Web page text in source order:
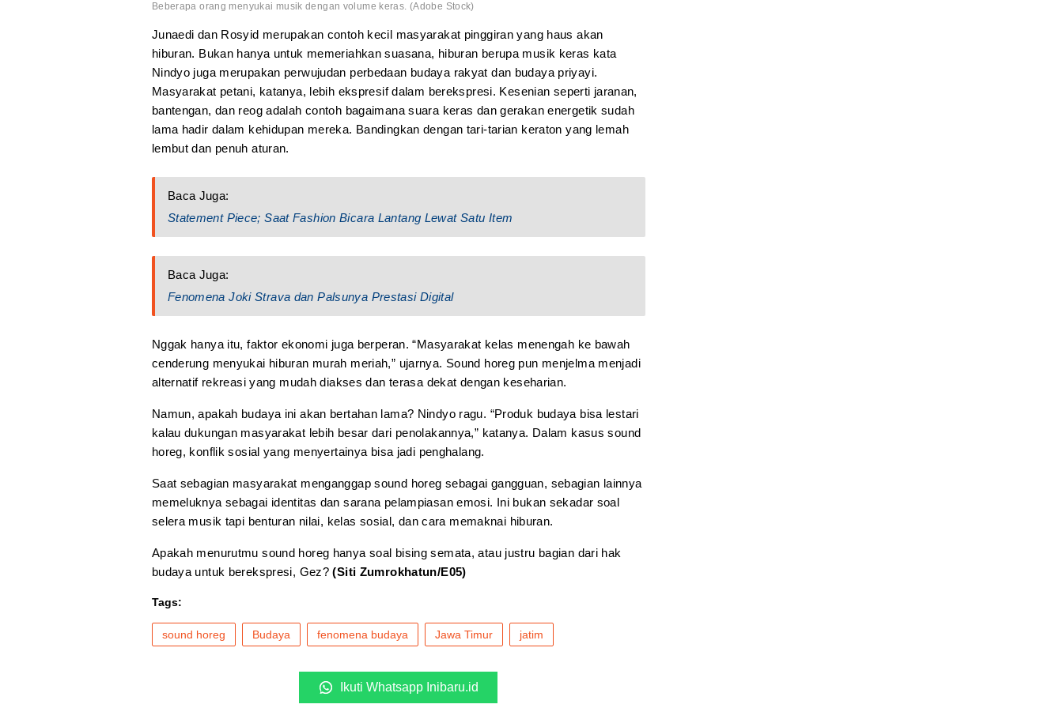
Beberapa orang menyukai musik dengan volume keras. (Adobe Stock)
Junaedi dan Rosyid merupakan contoh kecil masyarakat pinggiran yang haus akan
hiburan. Bukan hanya untuk memeriahkan suasana, hiburan berupa musik keras kata
Nindyo juga merupakan perwujudan perbedaan budaya rakyat dan budaya priyayi.
Masyarakat petani, katanya, lebih ekspresif dalam berekspresi. Kesenian seperti jaranan,
bantengan, dan reog adalah contoh bagaimana suara keras dan gerakan energetik sudah
lama hadir dalam kehidupan mereka. Bandingkan dengan tari-tarian keraton yang lemah
lembut dan penuh aturan.
Baca Juga:
Statement Piece; Saat Fashion Bicara Lantang Lewat Satu Item
Baca Juga:
Fenomena Joki Strava dan Palsunya Prestasi Digital
Nggak hanya itu, faktor ekonomi juga berperan. “Masyarakat kelas menengah ke bawah
cenderung menyukai hiburan murah meriah,” ujarnya. Sound horeg pun menjelma menjadi
alternatif rekreasi yang mudah diakses dan terasa dekat dengan keseharian.
Namun, apakah budaya ini akan bertahan lama? Nindyo ragu. “Produk budaya bisa lestari
kalau dukungan masyarakat lebih besar dari penolakannya,” katanya. Dalam kasus sound
horeg, konflik sosial yang menyertainya bisa jadi penghalang.
Saat sebagian masyarakat menganggap sound horeg sebagai gangguan, sebagian lainnya
memeluknya sebagai identitas dan sarana pelampiasan emosi. Ini bukan sekadar soal
selera musik tapi benturan nilai, kelas sosial, dan cara memaknai hiburan.
Apakah menurutmu sound horeg hanya soal bising semata, atau justru bagian dari hak
budaya untuk berekspresi, Gez?(Siti Zumrokhatun/E05)
Tags:
sound horeg Budaya fenomena budaya Jawa Timur jatim
Ikuti Whatsapp Inibaru.id